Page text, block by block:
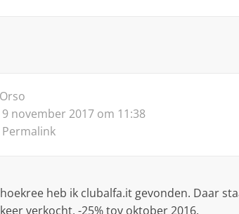
Orso
9 november 2017 om 11:38
Permalink
heb ik clubalfa.it gevonden. Daar
verkocht, -25% tov oktober 2016.